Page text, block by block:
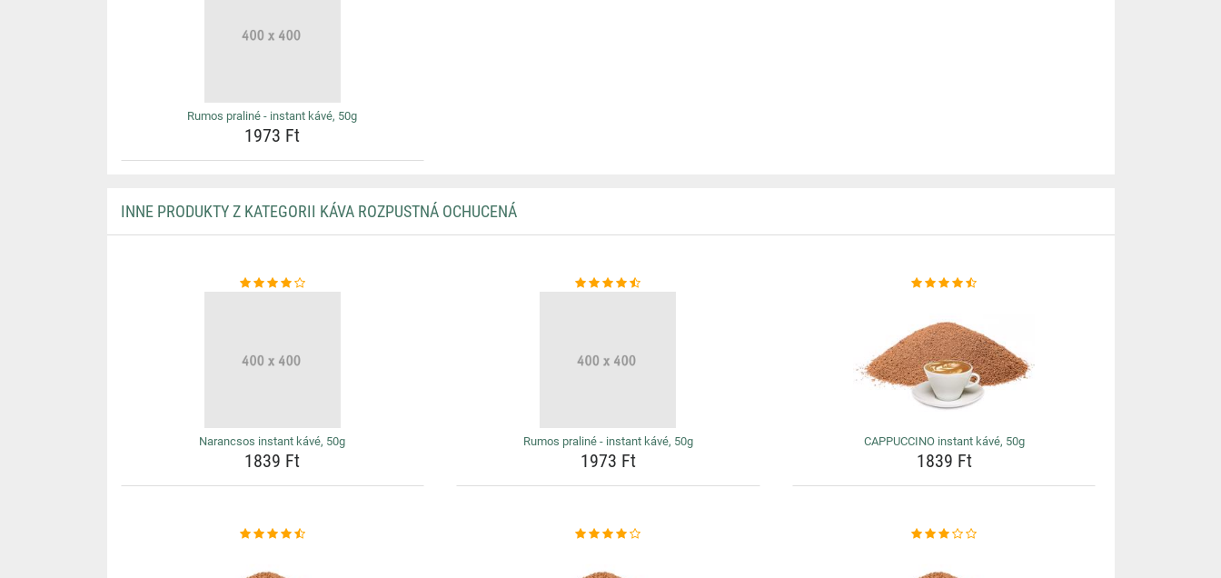
Rumos praliné - instant kávé, 50g
1973 Ft
INNE PRODUKTY Z KATEGORII KÁVA ROZPUSTNÁ OCHUCENÁ
Narancsos instant kávé, 50g
1839 Ft
Rumos praliné - instant kávé, 50g
1973 Ft
CAPPUCCINO instant kávé, 50g
1839 Ft